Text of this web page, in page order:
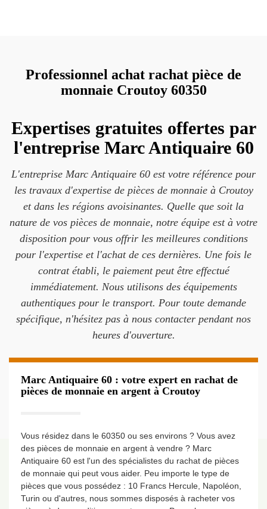
Professionnel achat rachat pièce de
monnaie Croutoy 60350
Expertises gratuites offertes par
l'entreprise Marc Antiquaire 60
L'entreprise Marc Antiquaire 60 est votre référence pour
les travaux d'expertise de pièces de monnaie à Croutoy
et dans les régions avoisinantes. Quelle que soit la
nature de vos pièces de monnaie, notre équipe est à votre
disposition pour vous offrir les meilleures conditions
pour l'expertise et l'achat de ces dernières. Une fois le
contrat établi, le paiement peut être effectué
immédiatement. Nous utilisons des équipements
authentiques pour le transport. Pour toute demande
spécifique, n'hésitez pas à nous contacter pendant nos
heures d'ouverture.
Marc Antiquaire 60 : votre expert en rachat de
pièces de monnaie en argent à Croutoy
Vous résidez dans le 60350 ou ses environs ? Vous avez
des pièces de monnaie en argent à vendre ? Marc
Antiquaire 60 est l'un des spécialistes du rachat de pièces
de monnaie qui peut vous aider. Peu importe le type de
pièces que vous possédez : 10 Francs Hercule, Napoléon,
Turin ou d'autres, nous sommes disposés à racheter vos